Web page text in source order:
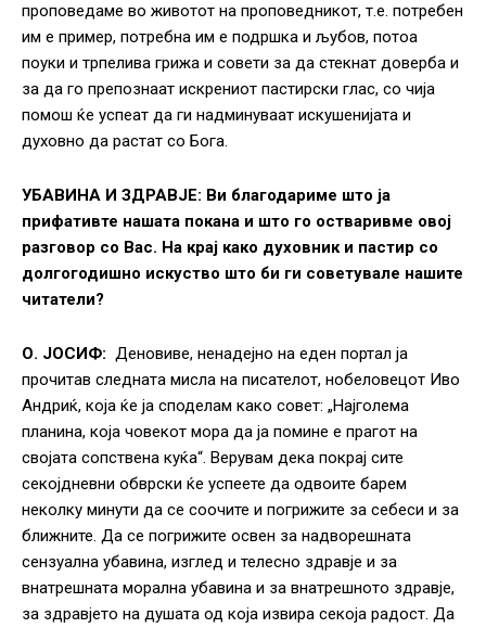
проповедаме во животот на проповедникот, т.е. потребен
им е пример, потребна им е подршка и љубов, потоа
поуки и трпелива грижа и совети за да стекнат доверба и
за да го препознаат искрениот пастирски глас, со чија
помош ќе успеат да ги надминуваат искушенијата и
духовно да растат со Бога.
УБАВИНА И ЗДРАВЈЕ: Ви благодариме што ја
прифативте нашата покана и што го остваривме овој
разговор со Вас. На крај како духовник и пастир со
долгогодишно искуство што би ги советувале нашите
читатели?
О. ЈОСИФ: Деновиве, ненадејно на еден портал ја
прочитав следната мисла на писателот, нобеловецот Иво
Андриќ, која ќе ја споделам како совет: „Најголема
планина, која човекот мора да ја помине е прагот на
својата сопствена куќа“. Верувам дека покрај сите
секојдневни обврски ќе успеете да одвоите барем
неколку минути да се соочите и погрижите за себеси и за
ближните. Да се погрижите освен за надворешната
сензуална убавина, изглед и телесно здравје и за
внатрешната морална убавина и за внатрешното здравје,
за здравјето на душата од која извира секоја радост. Да